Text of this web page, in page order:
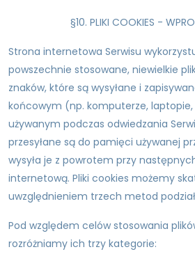
§10. PLIKI COOKIES -
Strona internetowa Serwisu
powszechnie stosowane, niewielkie
znaków, które są wysyłane i
końcowym (np. komputerze,
używanym podczas odwiedzania
przesyłane są do pamięci używanej
wysyła je z powrotem przy
internetową. Pliki cookies możemy
uwzględnieniem trzech metod
Pod względem celów stosowania
rozróżniamy ich trzy kategorie: